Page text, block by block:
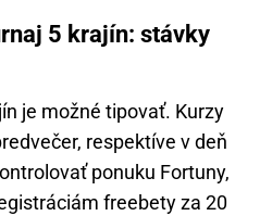
5 krajín: stávky
je možné tipovať. Kurzy
respektíve v deň
ponuku Fortuny,
freebety za 20